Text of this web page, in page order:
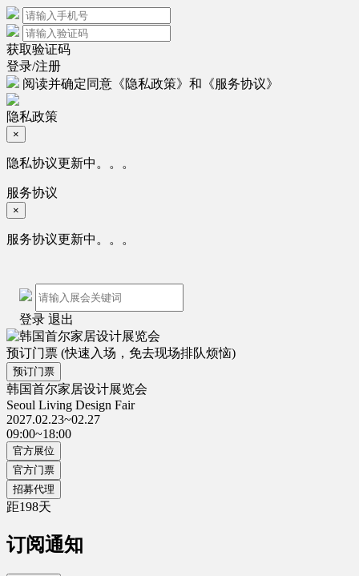
获取验证码
登录/注册
阅读并确定同意 《隐私政策》 和 《服务协议》
隐私政策
×
隐私协议更新中。。。
服务协议
×
服务协议更新中。。。
登录 退出
预订门票 (快速入场，免去现场排队烦恼)
预订门票
韩国首尔家居设计展览会
Seoul Living Design Fair
2027.02.23~02.27
09:00~18:00
官方展位
官方门票
招募代理
距198天
订阅通知